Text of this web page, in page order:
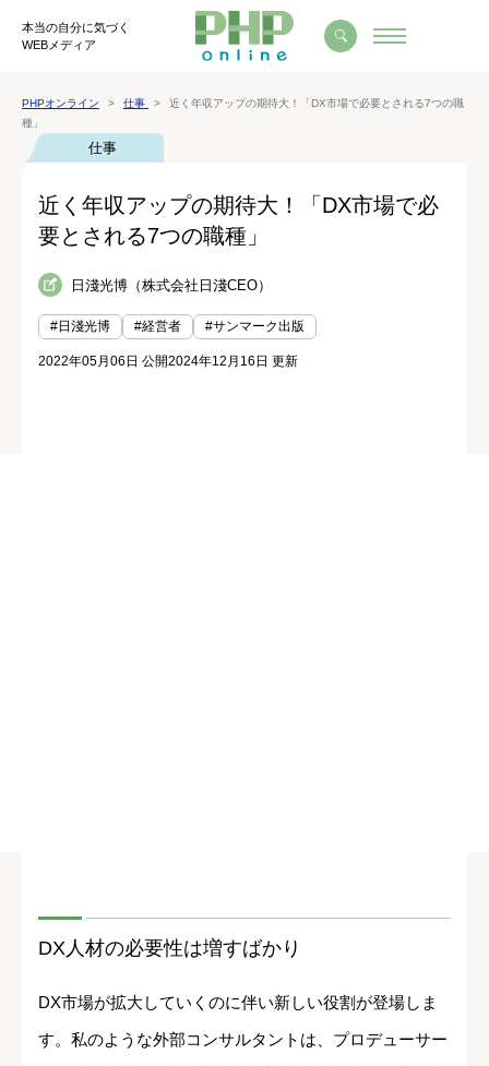
本当の自分に気づく
WEBメディア
PHPオンライン 仕事
近く年収アップの期待大！「DX市場で必要とされる7つの職
種」
仕事
近く年収アップの期待大！「DX市場で必
要とされる7つの職種」
日淺光博（株式会社日淺CEO）
#日淺光博 #経営者 #サンマーク出版
2022年05月06日 公開2024年12月16日 更新
DX人材の必要性は増すばかり
DX市場が拡大していくのに伴い新しい役割が登場しま
す。私のような外部コンサルタントは、プロデューサー